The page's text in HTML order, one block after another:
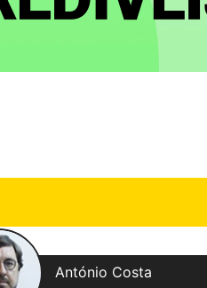
António Costa